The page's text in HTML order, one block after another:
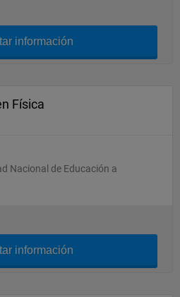
información
Física
Nacional de Educación a
información